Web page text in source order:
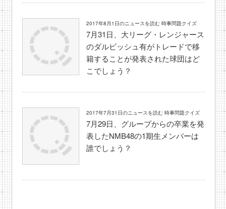
2017年8月1日のニュースを読む 時事問題クイズ
7月31日、大リーグ・レンジャース
のダルビッシュ有がトレードで移
籍することが発表された球団はど
こでしょう？
2017年7月31日のニュースを読む 時事問題クイズ
7月29日、グループからの卒業を発
表したNMB48の1期生メンバーは
誰でしょう？